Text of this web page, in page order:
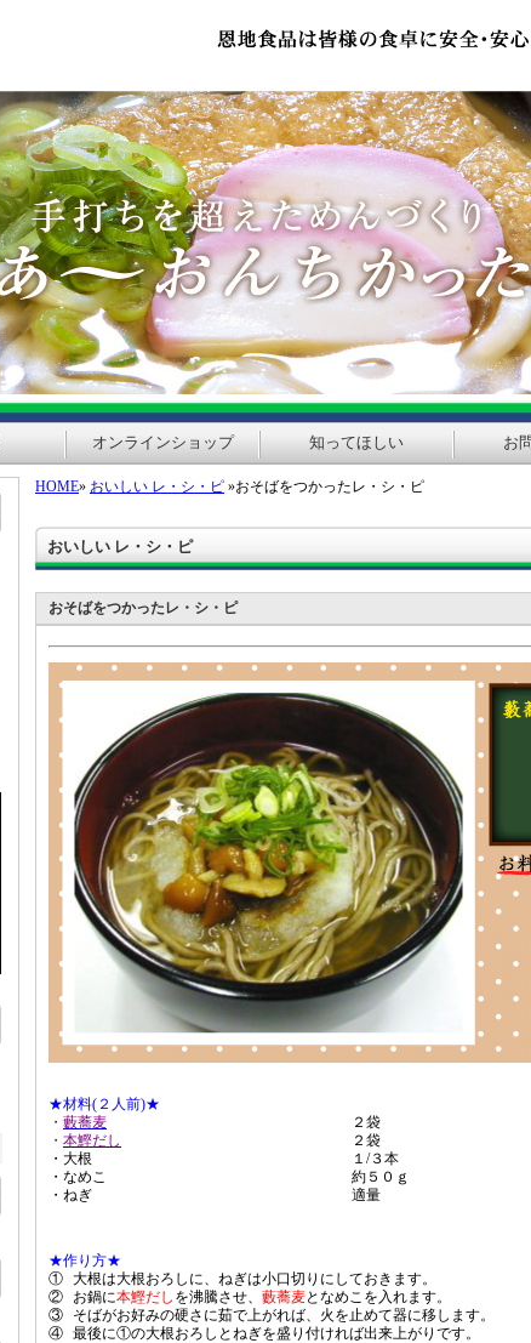
オンラインショップ 知ってほしい お
HOME» おいしい レ・シ・ピ »おそばをつかったレ・シ・ピ
おいしい レ・シ・ピ
おそばをつかったレ・シ・ピ
★材料(２人前)★
・ 藪蕎麦
２袋
・ 本鰹だし
２袋
・大根
１/３本
・なめこ
約５０ｇ
・ねぎ
適量
★作り方★
① 大根は大根おろしに、ねぎは小口切りにしておきます。
②
お鍋に本鰹だし を沸騰させ、 藪蕎麦となめこを入れます。
③
そばがお好みの硬さに茹で上がれば、火を止めて器に移します。
④ 最後に①の大根おろしとねぎを盛り付ければ出来上がりです。